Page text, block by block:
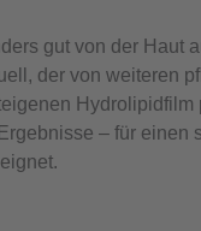
gut von der Haut
der von weiteren
Hydrolipidfilm
– für einen